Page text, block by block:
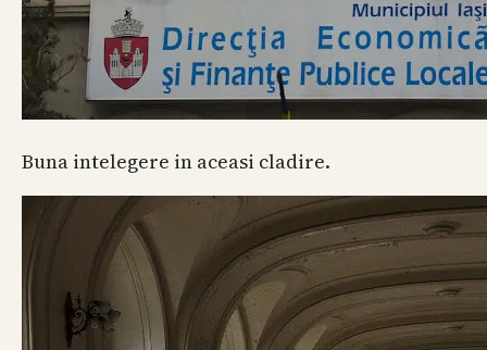
Buna intelegere in aceasi cladire.